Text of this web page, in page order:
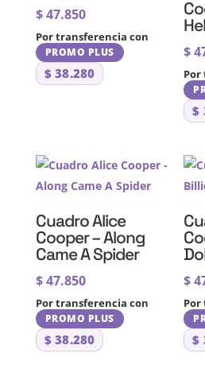
$47.850
Por transferencia con
PROMO PLUS
$ 38.280
$
$
Cuadro Alice
Cooper – Along
Came A Spider
$47.850
Por transferencia con
PROMO PLUS
$ 38.280
$
$